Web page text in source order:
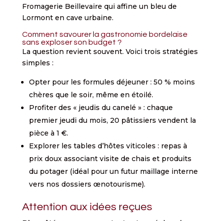
Fromagerie Beillevaire qui affine un bleu de
Lormont en cave urbaine.
Comment savourer la gastronomie bordelaise
sans exploser son budget ?
La question revient souvent. Voici trois stratégies
simples :
Opter pour les formules déjeuner : 50 % moins
chères que le soir, même en étoilé.
Profiter des « jeudis du canelé » : chaque
premier jeudi du mois, 20 pâtissiers vendent la
pièce à 1 €.
Explorer les tables d’hôtes viticoles : repas à
prix doux associant visite de chais et produits
du potager (idéal pour un futur maillage interne
vers nos dossiers œnotourisme).
Attention aux idées reçues